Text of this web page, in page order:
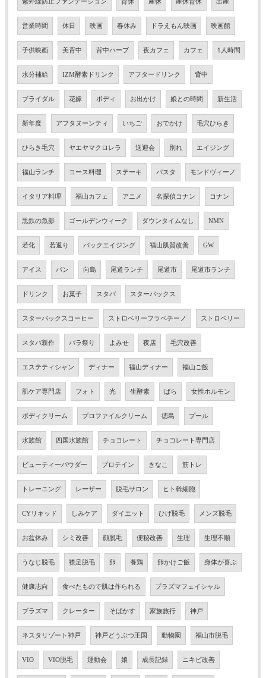
紫外線防止ファンデーション 育休 産休 産休育休 出産
営業時間 休日 映画 春休み ドラえもん映画 映画館
子供映画 美背中 背中ハーブ 夜カフェ カフェ 1人時間
水分補給 IZM酵素ドリンク アフタードリンク 背中
ブライダル 花嫁 ボディ お出かけ 娘との時間 新生活
新年度 アフタヌーンティ いちご おでかけ 毛穴ひらき
ひらき毛穴 ヤエヤマクロレラ 送迎会 別れ エイジング
福山ランチ コース料理 ステーキ パスタ モンドヴィーノ
イタリア料理 福山カフェ アニメ 名探偵コナン コナン
黒鉄の魚影 ゴールデンウィーク ダウンタイムなし NMN
若化 若返り バックエイジング 福山肌質改善 GW
アイス パン 向島 尾道ランチ 尾道市 尾道市ランチ
ドリンク お菓子 スタバ スターバックス
スターバックスコーヒー ストロベリーフラペチーノ ストロベリー
スタバ新作 バラ祭り よみせ 夜店 毛穴改善
エステティシャン ディナー 福山ディナー 福山ご飯
肌ケア専門店 フォト 光 生酵素 ばら 女性ホルモン
ボディクリーム プロファイルクリーム 徳島 プール
水族館 四国水族館 チョコレート チョコレート専門店
ビューティーパウダー プロテイン きなこ 筋トレ
トレーニング レーザー 脱毛サロン ヒト幹細胞
CYリキッド しみケア ダイエット ひげ脱毛 メンズ脱毛
お盆休み シミ改善 顔脱毛 便秘改善 生理 生理不順
うなじ脱毛 襟足脱毛 卵 養鶏 卵かけご飯 身体が喜ぶ
健康志向 食べたもので肌は作られる プラズマフェイシャル
プラズマ クレーター そばかす 家族旅行 神戸
ネスタリゾート神戸 神戸どうぶつ王国 動物園 福山市脱毛
VIO VIO脱毛 運動会 娘 成長記録 ニキビ改善